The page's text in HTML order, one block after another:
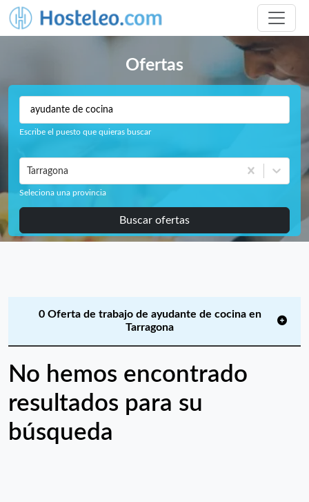
Ofertas
Escribe el puesto que quieras buscar
Tarragona
Seleciona una provincia
Buscar ofertas
0 Oferta de trabajo de ayudante de cocina en
Tarragona
No hemos encontrado
resultados para su
búsqueda